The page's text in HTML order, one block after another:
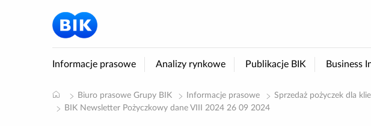
Informacje prasowe Analizy rynkowe Publikacje BIK Business
Biuro prasowe Grupy BIK Informacje prasowe
Sprzedaż pożyczek dla
BIK Newsletter Pożyczkowy dane VIII 2024 26 09 2024